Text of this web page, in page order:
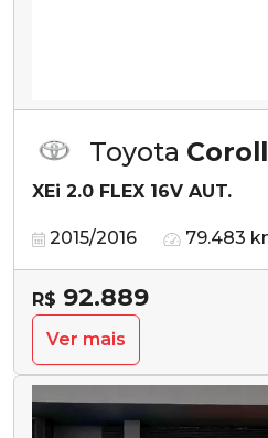
Toyota
XEi 2.0 FLEX 16V AUT.
2015/2016 79.483
R$ 92.889
Ver mais